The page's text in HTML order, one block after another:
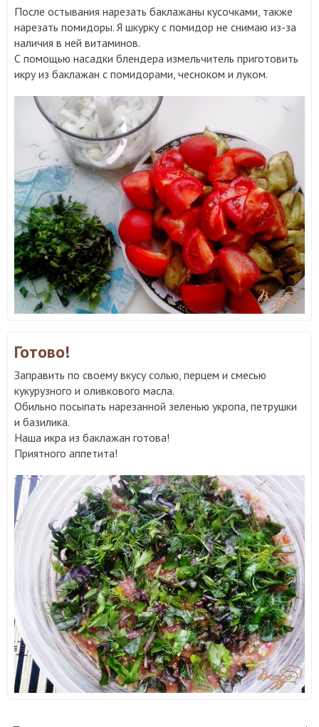
После остывания нарезать баклажаны кусочками, также
нарезать помидоры. Я шкурку с помидор не снимаю из-за
наличия в ней витаминов.
С помощью насадки блендера измельчитель приготовить
икру из баклажан с помидорами, чесноком и луком.
Готово!
Заправить по своему вкусу солью, перцем и смесью
кукурузного и оливкового масла.
Обильно посыпать нарезанной зеленью укропа, петрушки
и базилика.
Наша икра из баклажан готова!
Приятного аппетита!